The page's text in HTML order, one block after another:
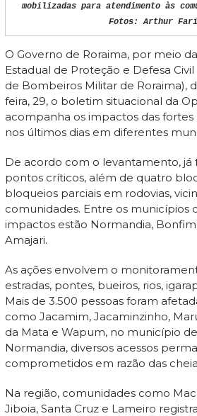
mobilizadas para atendimento às
Fotos: Arthur
O Governo de Roraima, por meio
Estadual de Proteção e Defesa
de Bombeiros Militar de Roraima),
feira, 29, o boletim situacional da
acompanha os impactos das fortes
nos últimos dias em diferentes
De acordo com o levantamento, já
pontos críticos, além de quatro
bloqueios parciais em rodovias,
comunidades. Entre os municípios
impactos estão Normandia,
Amajari.
As ações envolvem o
estradas, pontes, bueiros, rios,
Mais de 3.500 pessoas foram
como Jacamim, Jacaminzinho,
da Mata e Wapum, no município
Normandia, diversos acessos
comprometidos em razão das
Na região, comunidades como
Jiboia, Santa Cruz e Lameiro